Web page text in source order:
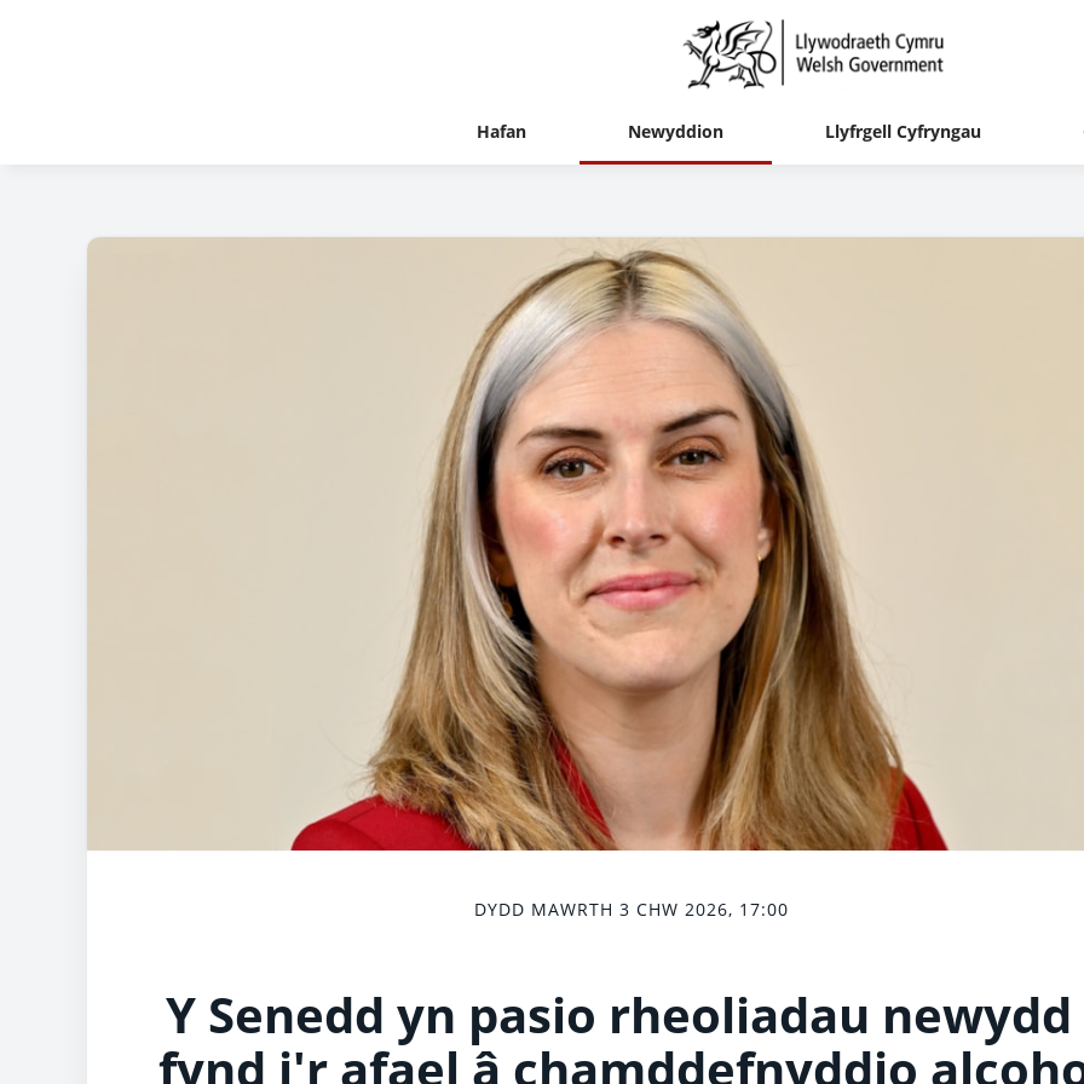
Hafan Newyddion Llyfrgell Cyfryngau
DYDD MAWRTH 3 CHW 2026, 17:00
Y Senedd yn pasio rheoliadau
fynd i'r afael â chamddefnyddio